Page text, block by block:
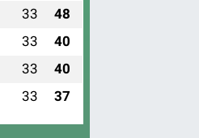
33 48
33 40
33 40
33 37